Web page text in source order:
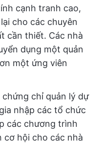
cạnh tranh cao,
cho các chuyên
cần thiết. Các nhà
dụng một quản
một ứng viên
chỉ quản lý dự
nhập các tổ chức
các chương trình
cơ hội cho các nhà